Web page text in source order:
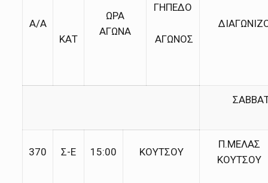
Α/Α
ΚΑΤ
ΩΡΑ
ΑΓΩΝΑ
ΓΗΠΕΔΟ
ΑΓΩΝΟΣ
370 Σ-Ε 15:00 ΚΟΥΤΣΟΥ
Π.ΜΕΛΑΣ
ΚΟΥΤΣΟΥ